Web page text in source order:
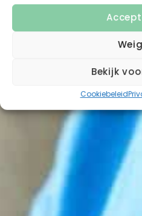
Bekijk
Cookiebeleid